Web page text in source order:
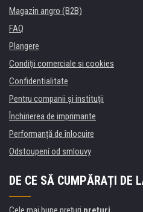
Magazin angro (B2B)
FAQ
Plangere
Condiţii comerciale si cookies
Confidentialitate
Pentru companii și instituţii
Închirierea de imprimante
Performanță de înlocuire
Odstoupení od smlouvy
DE CE SĂ CUMPĂRAȚI DE